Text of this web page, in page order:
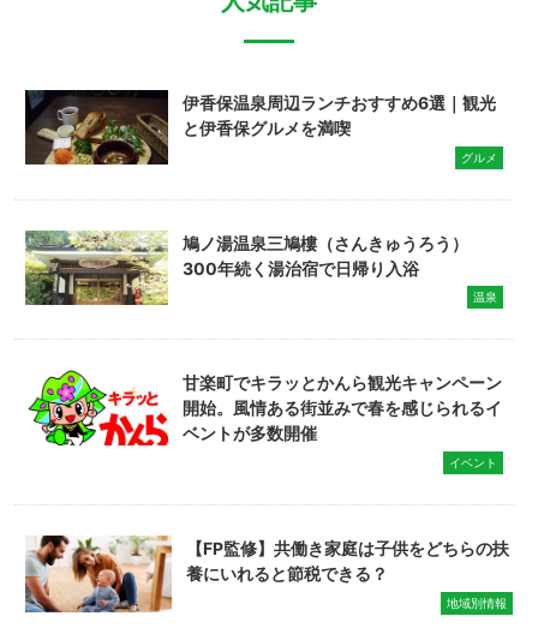
伊香保温泉周辺ランチおすすめ6選｜観光
と伊香保グルメを満喫
グルメ
鳩ノ湯温泉三鳩樓（さんきゅうろう）
300年続く湯治宿で日帰り入浴
温泉
甘楽町でキラッとかんら観光キャンペーン
開始。風情ある街並みで春を感じられるイ
ベントが多数開催
イベント
【FP監修】共働き家庭は子供をどちらの扶
養にいれると節税できる？
地域別情報